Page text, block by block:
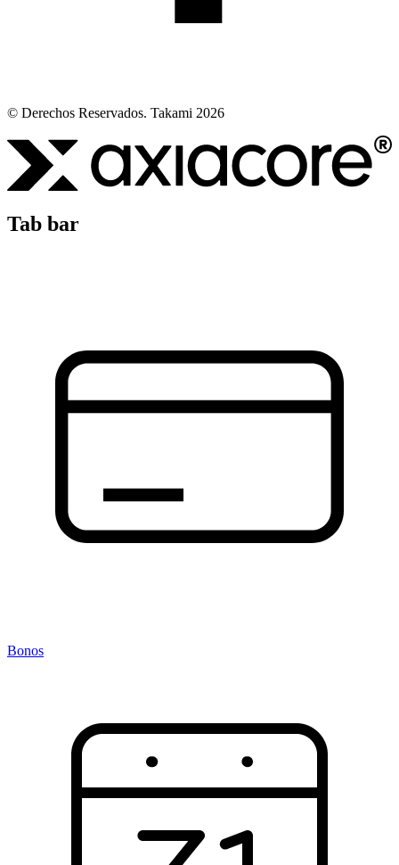
© Derechos Reservados. Takami 2026
Tab bar
Bonos